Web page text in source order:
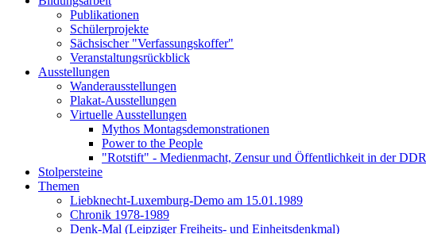
Publikationen
Schülerprojekte
Sächsischer "Verfassungskoffer"
Veranstaltungsrückblick
Ausstellungen
Wanderausstellungen
Plakat-Ausstellungen
Virtuelle Ausstellungen
Mythos Montagsdemonstrationen
Power to the People
"Rotstift" - Medienmacht, Zensur und Öffentlichkeit in der DDR
Stolpersteine
Themen
Liebknecht-Luxemburg-Demo am 15.01.1989
Chronik 1978-1989
Denk-Mal (Leipziger Freiheits- und Einheitsdenkmal)